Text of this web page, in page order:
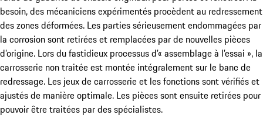
besoin, des mécaniciens expérimentés procèdent au redressement
des zones déformées. Les parties sérieusement endommagées par
la corrosion sont retirées et remplacées par de nouvelles pièces
d’origine. Lors du fastidieux processus d’« assemblage à l’essai », la
carrosserie non traitée est montée intégralement sur le banc de
redressage. Les jeux de carrosserie et les fonctions sont vérifiés et
ajustés de manière optimale. Les pièces sont ensuite retirées pour
pouvoir être traitées par des spécialistes.